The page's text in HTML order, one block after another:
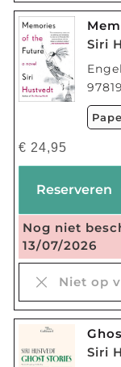
Siri
€ 24,95
Reserveren
Nog niet
13/07/2026
Niet op
Siri